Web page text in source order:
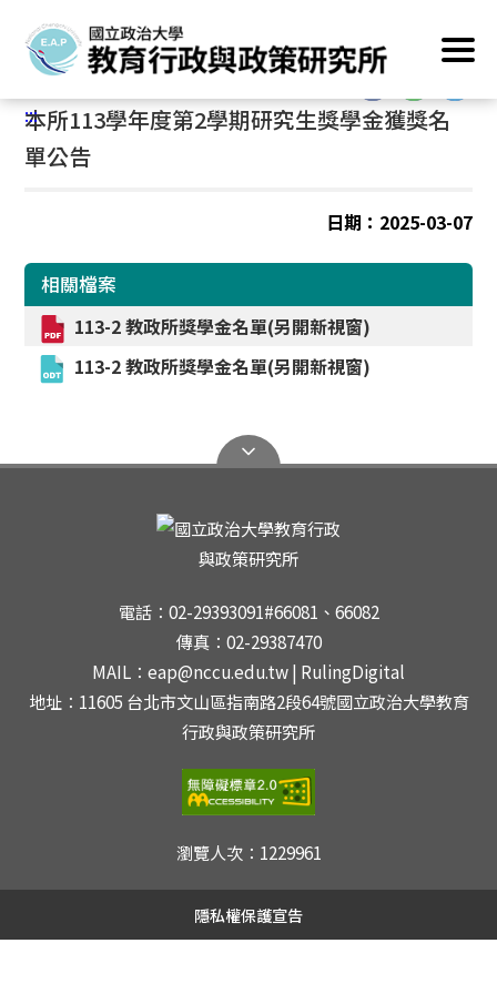
到
要
內
容
首頁 /最新消息
:::
本所113學年度第2學期研究生獎學金獲獎名
單公告
日期：2025-03-07
相關檔案
113-2 教政所獎學金名單(另開新視窗)
113-2 教政所獎學金名單(另開新視窗)
電話：02-29393091#66081、66082
傳真：02-29387470
MAIL：eap@nccu.edu.tw | RulingDigital
地址：11605 台北市文山區指南路2段64號國立政治大學教育
行政與政策研究所
瀏覽人次： 1229961
隱私權保護宣告